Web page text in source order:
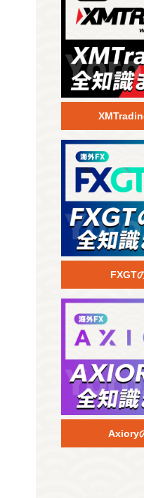
FXGT
Axiory